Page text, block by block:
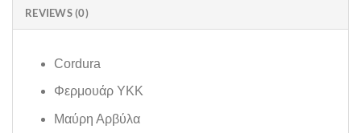
REVIEWS (0)
Cordura
Φερμουάρ ΥΚΚ
Μαύρη Αρβύλα